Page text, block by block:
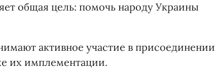
общая цель: помочь народу Украины
активное участие в присоединении
их имплементации.